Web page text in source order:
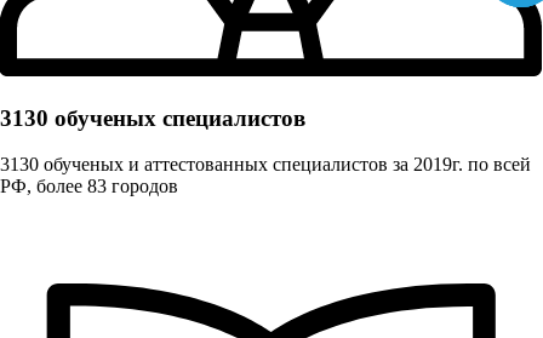
3130 обученых cпециалистов
3130 обученых и аттестованных специалистов за 2019г. по всей
РФ, более 83 городов